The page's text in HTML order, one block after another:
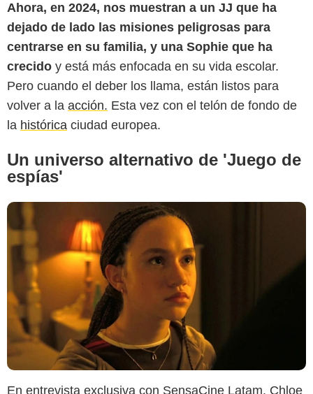
Ahora, en 2024, nos muestran a un JJ que ha
dejado de lado las misiones peligrosas para
centrarse en su familia, y una Sophie que ha
crecido y está más enfocada en su vida escolar.
Pero cuando el deber los llama, están listos para
volver a la acción. Esta vez con el telón de fondo de
la histórica ciudad europea.
Un universo alternativo de 'Juego de
espías'
Appalachian
En entrevista exclusiva con SensaCine Latam, Chloe